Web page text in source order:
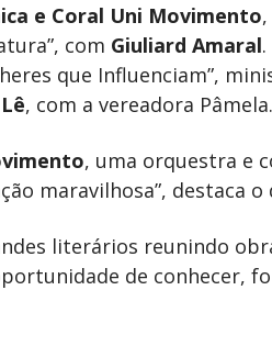
e Coral Uni Movimento
com Giuliard Amaral
que Influenciam”,
, com a vereadora Pâmela.
, uma orquestra e
maravilhosa”, destaca
literários reunindo
de conhecer,